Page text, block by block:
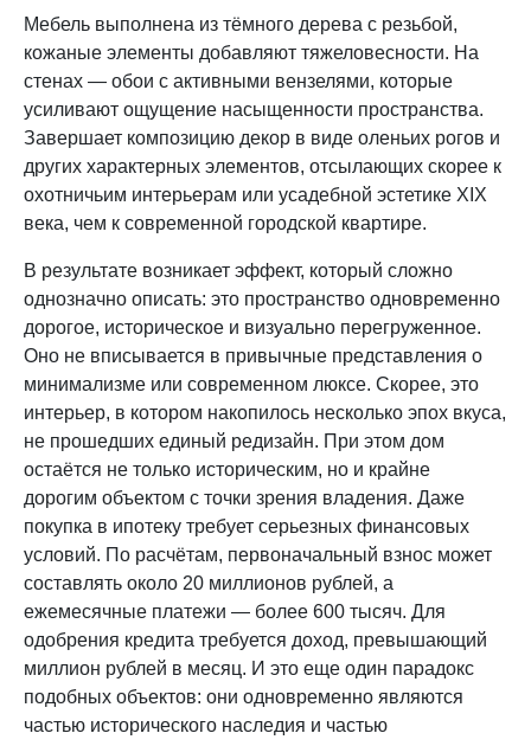
Мебель выполнена из тёмного дерева с резьбой,
кожаные элементы добавляют тяжеловесности. На
стенах — обои с активными вензелями, которые
усиливают ощущение насыщенности пространства.
Завершает композицию декор в виде оленьих рогов и
других характерных элементов, отсылающих скорее к
охотничьим интерьерам или усадебной эстетике XIX
века, чем к современной городской квартире.
В результате возникает эффект, который сложно
однозначно описать: это пространство одновременно
дорогое, историческое и визуально перегруженное.
Оно не вписывается в привычные представления о
минимализме или современном люксе. Скорее, это
интерьер, в котором накопилось несколько эпох вкуса,
не прошедших единый редизайн. При этом дом
остаётся не только историческим, но и крайне
дорогим объектом с точки зрения владения. Даже
покупка в ипотеку требует серьезных финансовых
условий. По расчётам, первоначальный взнос может
составлять около 20 миллионов рублей, а
ежемесячные платежи — более 600 тысяч. Для
одобрения кредита требуется доход, превышающий
миллион рублей в месяц. И это еще один парадокс
подобных объектов: они одновременно являются
частью исторического наследия и частью